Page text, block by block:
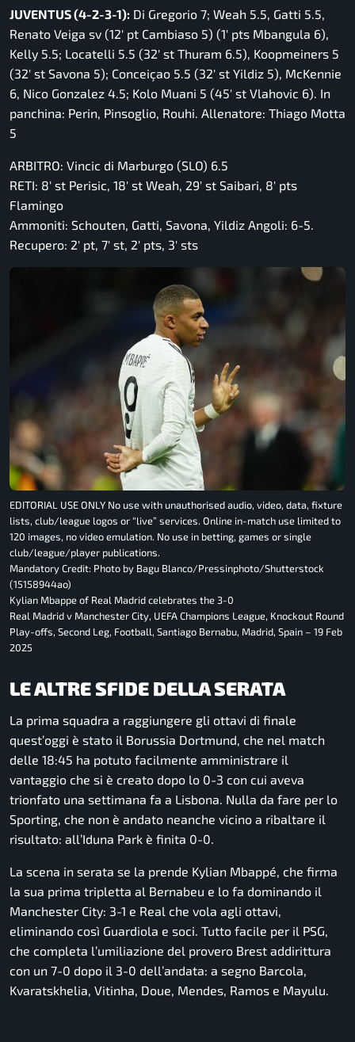
JUVENTUS (4-2-3-1): Di Gregorio 7; Weah 5.5, Gatti 5.5,
Renato Veiga sv (12′ pt Cambiaso 5) (1′ pts Mbangula 6),
Kelly 5.5; Locatelli 5.5 (32′ st Thuram 6.5), Koopmeiners 5
(32′ st Savona 5); Conceiçao 5.5 (32′ st Yildiz 5), McKennie
6, Nico Gonzalez 4.5; Kolo Muani 5 (45′ st Vlahovic 6). In
panchina: Perin, Pinsoglio, Rouhi. Allenatore: Thiago Motta
5
ARBITRO: Vincic di Marburgo (SLO) 6.5
RETI: 8′ st Perisic, 18′ st Weah, 29′ st Saibari, 8′ pts
Flamingo
Ammoniti: Schouten, Gatti, Savona, Yildiz Angoli: 6-5.
Recupero: 2′ pt, 7′ st, 2′ pts, 3′ sts
EDITORIAL USE ONLY No use with unauthorised audio, video, data, fixture
lists, club/league logos or “live” services. Online in-match use limited to
120 images, no video emulation. No use in betting, games or single
club/league/player publications.
Mandatory Credit: Photo by Bagu Blanco/Pressinphoto/Shutterstock
(15158944ao)
Kylian Mbappe of Real Madrid celebrates the 3-0
Real Madrid v Manchester City, UEFA Champions League, Knockout Round
Play-offs, Second Leg, Football, Santiago Bernabu, Madrid, Spain – 19 Feb
2025
LE ALTRE SFIDE DELLA SERATA
La prima squadra a raggiungere gli ottavi di finale
quest’oggi è stato il Borussia Dortmund, che nel match
delle 18:45 ha potuto facilmente amministrare il
vantaggio che si è creato dopo lo 0-3 con cui aveva
trionfato una settimana fa a Lisbona. Nulla da fare per lo
Sporting, che non è andato neanche vicino a ribaltare il
risultato: all’Iduna Park è finita 0-0.
La scena in serata se la prende Kylian Mbappé, che firma
la sua prima tripletta al Bernabeu e lo fa dominando il
Manchester City: 3-1 e Real che vola agli ottavi,
eliminando così Guardiola e soci. Tutto facile per il PSG,
che completa l’umiliazione del provero Brest addirittura
con un 7-0 dopo il 3-0 dell’andata: a segno Barcola,
Kvaratskhelia, Vitinha, Doue, Mendes, Ramos e Mayulu.